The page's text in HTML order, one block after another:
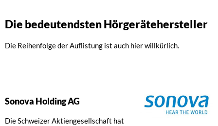
Die bedeutendsten Hörgerätehersteller
Die Reihenfolge der Auflistung ist auch hier willkürlich.
Sonova Holding AG
Die Schweizer Aktiengesellschaft hat